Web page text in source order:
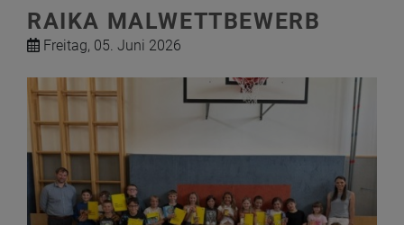
ybbsfelde.gv.at
RAIKA MALWETTBEWERB
Freitag, 05. Juni 2026